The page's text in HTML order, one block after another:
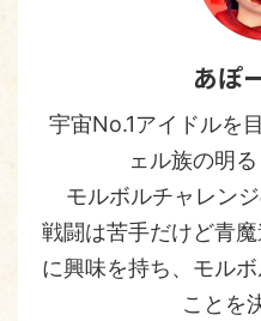
あぽ
宇宙No.1アイドルを
ェル族の明
モルボルチャレン
戦闘は苦手だけど青
に興味を持ち、モル
ことを